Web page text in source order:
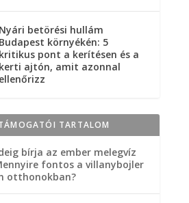
Nyári betörési hullám
Budapest környékén: 5
kritikus pont a kerítésen és a
kerti ajtón, amit azonnal
ellenőrizz
TARTALOM
bírja az ember melegvíz
fontos a villanybojler
otthonokban?